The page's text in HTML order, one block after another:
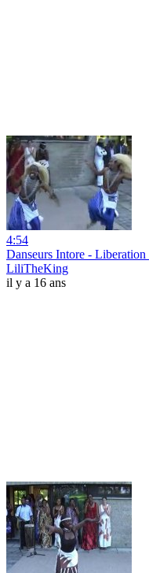
4:54
Danseurs Intore -
LiliTheKing
il y a 16 ans